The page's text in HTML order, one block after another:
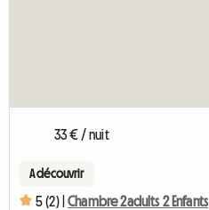
33 € / nuit
A découvrir
5 (2) | Chambre 2adults 2 Enfants